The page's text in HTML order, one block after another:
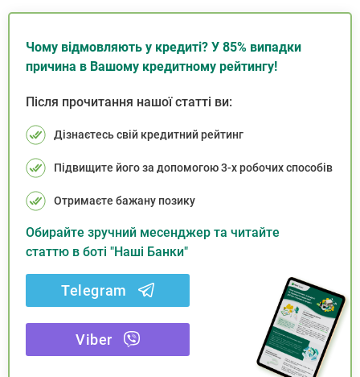
Чому відмовляють у кредиті? У 85% випадки
причина в Вашому кредитному рейтингу!
Після прочитання нашої статті ви:
Дізнаєтесь свій кредитний рейтинг
Підвищите його за допомогою 3-х робочих способів
Отримаєте бажану позику
Обирайте зручний месенджер та читайте
статтю в боті "Наші Банки"
Telegram
Viber